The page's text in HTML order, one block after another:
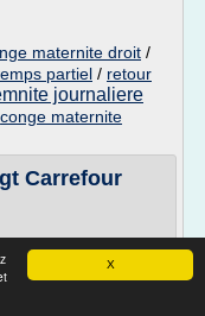
X
maternite droit /
partiel / retour
journaliere
conge maternite
Carrefour
la grossesse, une